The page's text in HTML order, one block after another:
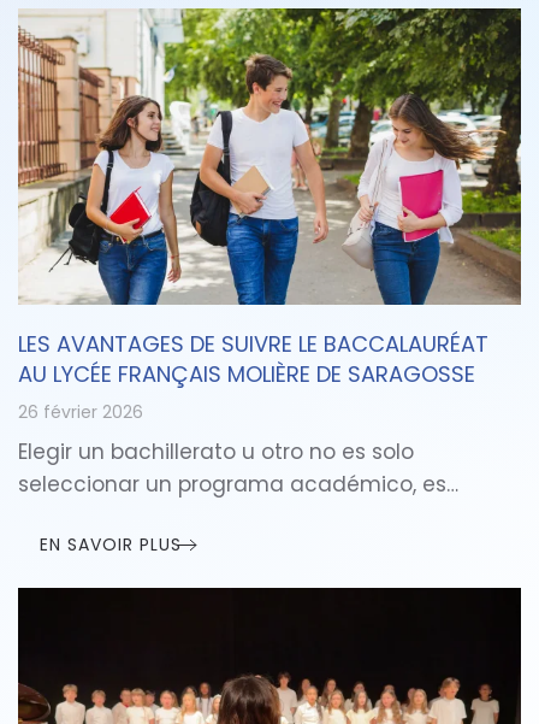
LES AVANTAGES DE SUIVRE LE BACCALAURÉAT
AU LYCÉE FRANÇAIS MOLIÈRE DE SARAGOSSE
26 février 2026
Elegir un bachillerato u otro no es solo
seleccionar un programa académico, es…
EN SAVOIR PLUS